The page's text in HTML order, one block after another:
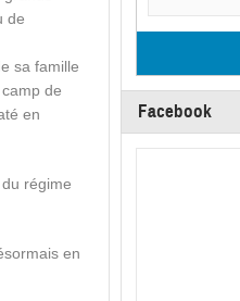
de
sa famille
de
en
régime
en
Facebook